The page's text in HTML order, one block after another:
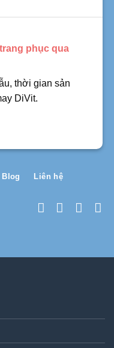
phục qua
thời gian sản
DiVit.
Blog Liên hệ